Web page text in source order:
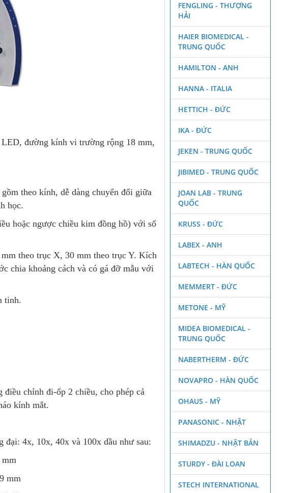
LED, đường kính vi trường rộng 18 mm,
theo kính, dễ dàng chuyển đổi giữa
học.
hoặc ngược chiều kim đồng hồ) với số
theo trục X, 30 mm theo trục Y. Kích
chia khoảng cách và có gá đỡ mẫu với
tinh.
chỉnh đi-ốp 2 chiều, cho phép cả
kính mắt.
đại: 4x, 10x, 40x và 100x dầu như sau:
mm
mm
FENGLING - THƯỢNG
HẢI
HAIER BIOMEDICAL -
TRUNG QUỐC
HAMILTON - ANH
HANNA - ITALIA
HETTICH - ĐỨC
IKA - ĐỨC
JEKEN - TRUNG QUỐC
JIBIMED - TRUNG QUỐC
JOAN LAB - TRUNG
QUỐC
KRUSS - ĐỨC
LABEX - ANH
LABTECH - HÀN QUỐC
MEMMERT - ĐỨC
METONE - MỸ
MIDEA BIOMEDICAL -
TRUNG QUỐC
NABERTHERM - ĐỨC
NOVAPRO - HÀN QUỐC
OHAUS - MỸ
PANASONIC - NHẬT
SHIMADZU - NHẬT BẢN
STURDY - ĐÀI LOAN
STECH INTERNATIONAL